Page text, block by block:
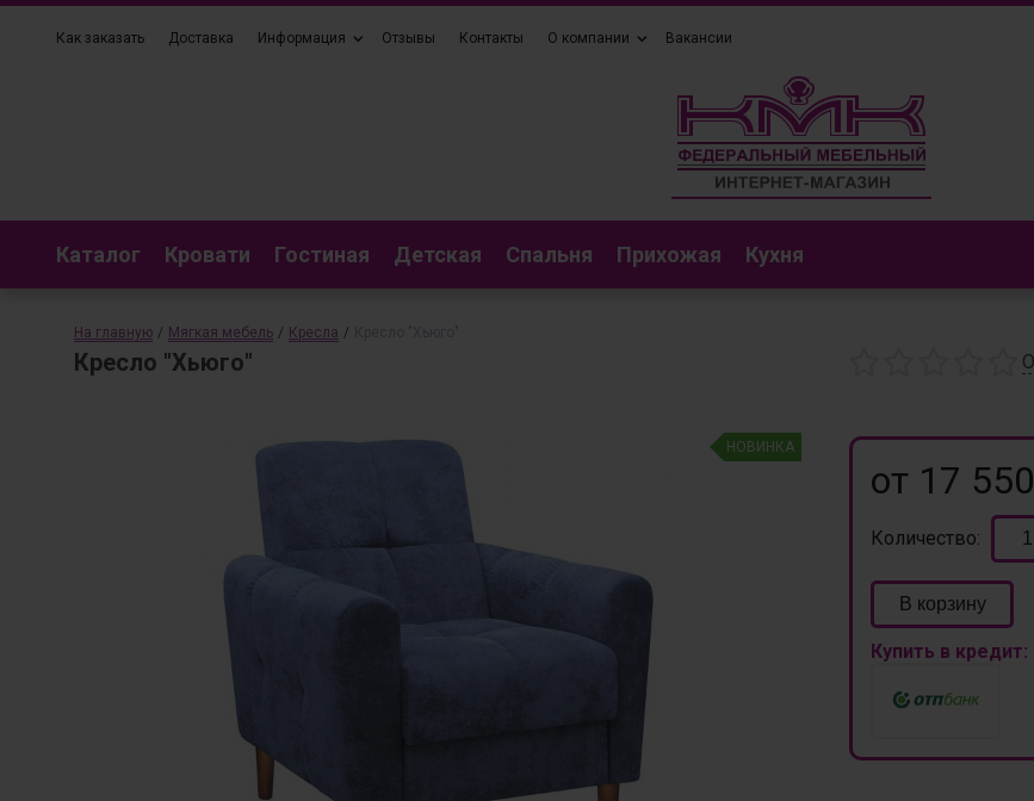
Как заказать Доставка Информация Отзывы Контакты О компании Вакансии
Каталог Кровати Гостиная Детская Спальня Прихожая Кухня
На главную / Мягкая мебель / Кресла /
Кресло "Хьюго"
НОВИНКА
от 17
Количество:
В корзину
Купить в кредит: